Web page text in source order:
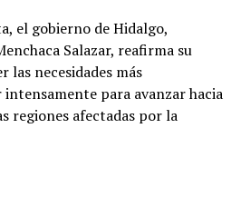
el gobierno de Hidalgo,
Salazar, reafirma su
las necesidades más
para avanzar hacia
regiones afectadas por la